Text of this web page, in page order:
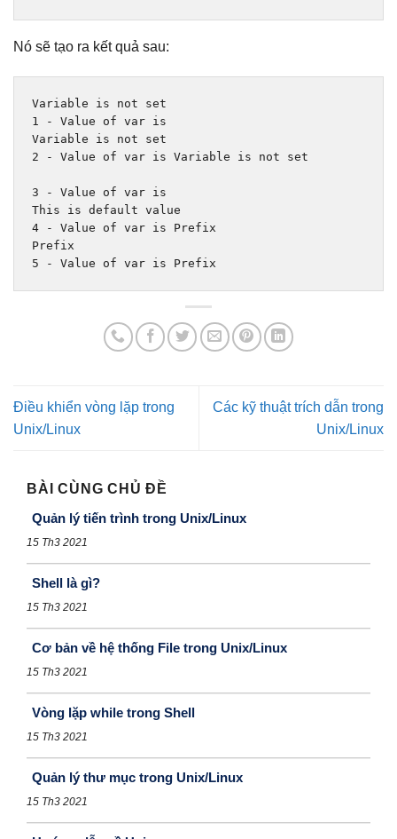
Nó sẽ tạo ra kết quả sau:
Variable is not
set
1
- Value of var is
Variable
is not
set
2
- Value of var is Variable is not set
3 - Value of var is
This
is default
4
- Value of var is
Prefix
Prefix
5
- Value of var is Prefix
Điều khiển vòng lặp trong
Unix/Linux
Các kỹ thuật trích dẫn trong
Unix/Linux
BÀI CÙNG CHỦ ĐỀ
Quản lý tiến trình trong Unix/Linux
15 Th3 2021
Shell là gì?
15 Th3 2021
Cơ bản về hệ thống File trong Unix/Linux
15 Th3 2021
Vòng lặp while trong Shell
15 Th3 2021
Quản lý thư mục trong Unix/Linux
15 Th3 2021